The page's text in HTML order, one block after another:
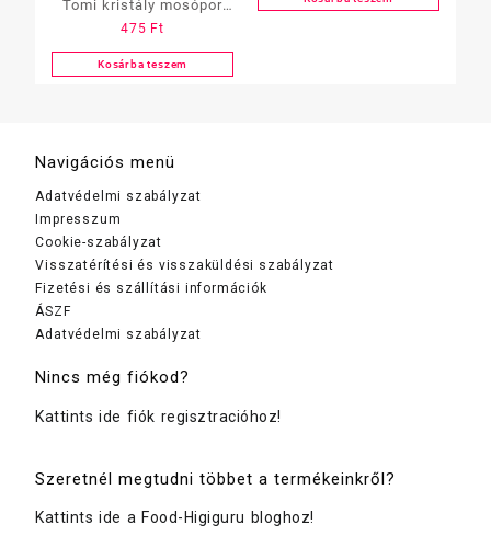
Tomi kristály mosópor
200 gramm, color
475 Ft
Kosárba teszem
Navigációs menü
Adatvédelmi szabályzat
Impresszum
Cookie-szabályzat
Visszatérítési és visszaküldési szabályzat
Fizetési és szállítási információk
ÁSZF
Adatvédelmi szabályzat
Nincs még fiókod?
Kattints ide fiók regisztracióhoz!
Szeretnél megtudni többet a termékeinkről?
Kattints ide a Food-Higiguru bloghoz!